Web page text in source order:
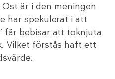
är i den meningen
har spekulerat i att
får bebisar att toknjuta
Vilket förstås haft ett